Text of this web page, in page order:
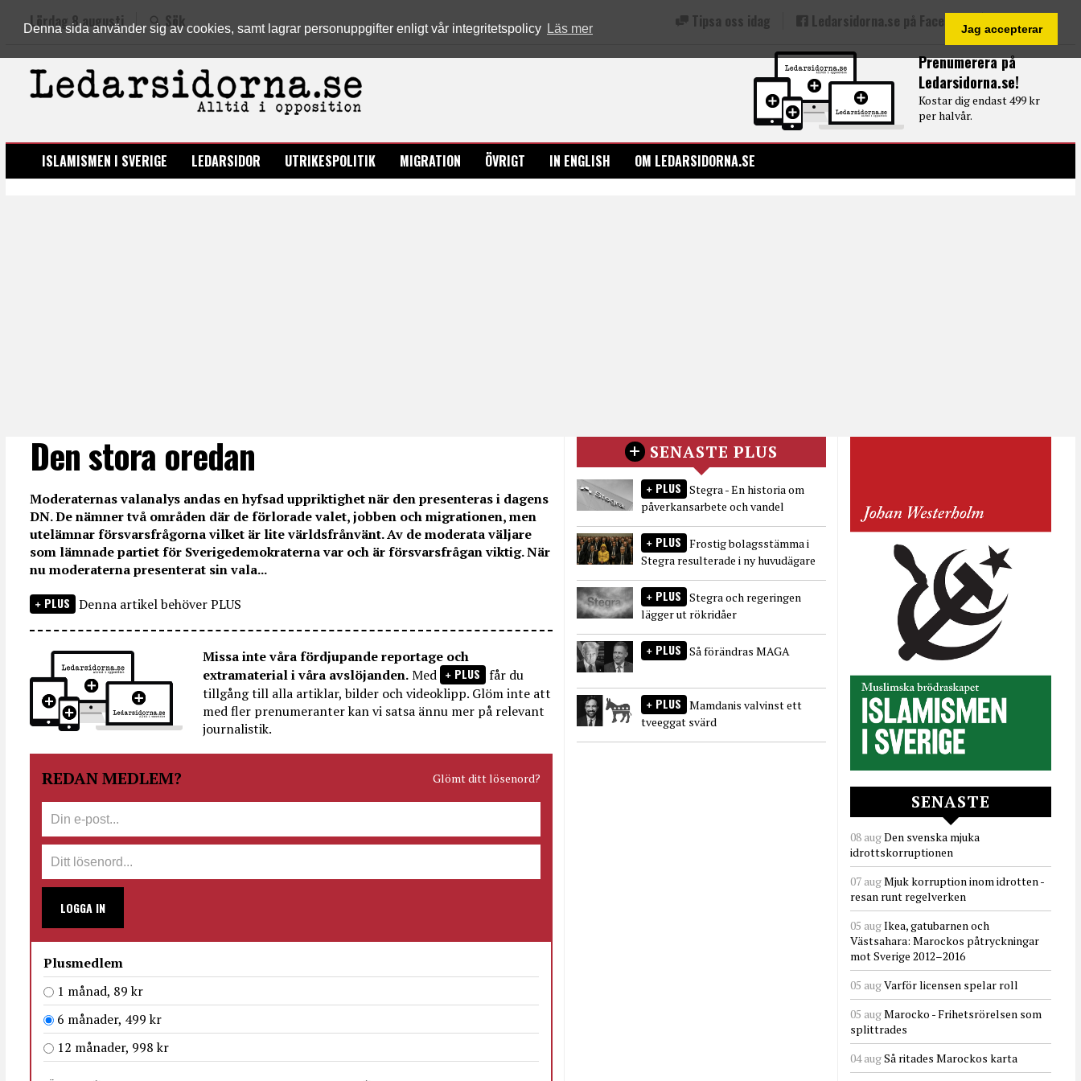
Denna sida använder sig av cookies, samt lagrar personuppgifter enligt vår integritetspolicy Läs mer Jag accepterar
Prenumerera på
Ledarsidorna.se!
Kostar dig endast 499 kr
per halvår.
Lördag 8 augusti Sök Tipsa oss idag Ledarsidorna.se på Facebook
LEDARSIDORNA.SE
ISLAMISMEN I SVERIGE LEDARSIDOR UTRIKESPOLITIK MIGRATION ÖVRIGT IN ENGLISH OM LEDARSIDORNA.SE
Den stora oredan
Moderaternas valanalys andas en hyfsad uppriktighet när den presenteras i dagens
DN. De nämner två områden där de förlorade valet, jobben och migrationen, men
utelämnar försvarsfrågorna vilket är lite världsfrånvänt. Av de moderata väljare
som lämnade partiet för Sverigedemokraterna var och är försvarsfrågan viktig. När
nu moderaterna presenterat sin vala...
PLUS Denna artikel behöver PLUS
Missa inte våra fördjupande reportage och
extramaterial i våra avslöjanden.Med PLUS får du
tillgång till alla artiklar, bilder och videoklipp. Glöm inte att
med fler prenumeranter kan vi satsa ännu mer på relevant
journalistik.
REDAN MEDLEM? Glömt ditt lösenord?
LOGGA IN
Plusmedlem
1 månad, 89 kr
6 månader, 499 kr
12 månader, 998 kr
SENASTE PLUS
PLUS Stegra - En historia om
påverkansarbete och vandel
PLUS Frostig bolagsstämma i
Stegra resulterade i ny huvudägare
PLUS Stegra och regeringen
lägger ut rökridåer
PLUS Så förändras MAGA
PLUS Mamdanis valvinst ett
tveeggat svärd
SENASTE
08 augDen svenska mjuka
idrottskorruptionen
07 augMjuk korruption inom idrotten -
resan runt regelverken
05 augIkea, gatubarnen och
Västsahara: Marockos påtryckningar
mot Sverige 2012–2016
05 augVarför licensen spelar roll
05 augMarocko - Frihetsrörelsen som
splittrades
04 augSå ritades Marockos karta